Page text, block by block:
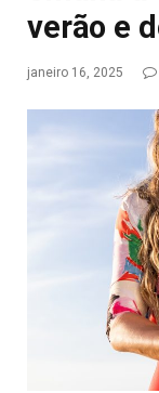
verão e
janeiro 16, 2025